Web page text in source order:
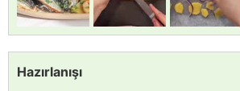
Hazırlanışı